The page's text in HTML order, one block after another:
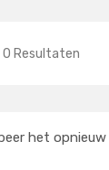
0 Resultaten
het